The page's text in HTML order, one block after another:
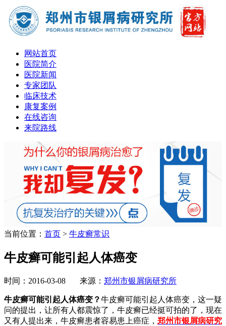
网站首页
医院简介
医院新闻
专家团队
临床技术
康复案例
在线咨询
来院路线
当前位置： 首页 > 牛皮癣常识
牛皮癣可能引起人体癌变
时间：2016-03-08 来源： 郑州市银屑病研究所
牛皮癣可能引起人体癌变？牛皮癣可能引起人体癌变，这一疑
问的提出，让所有人都震惊了，牛皮癣已经挺可拍的了，现在
又有人提出来，牛皮癣患者容易患上癌症， 郑州市银屑病研究